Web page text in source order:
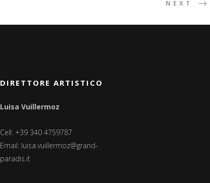
NEXT
DIRETTORE ARTISTICO
Luisa Vuillermoz
Cell: +39 340 4759787
Email: luisa.vuillermoz@grand-
paradis.it